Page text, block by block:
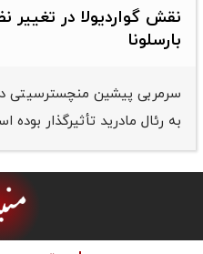
نقش گواردیولا در تغییر
بارسلونا
سرمربی پیشین منچسترسیتی
به رئال مادرید تأثیرگذار بوده